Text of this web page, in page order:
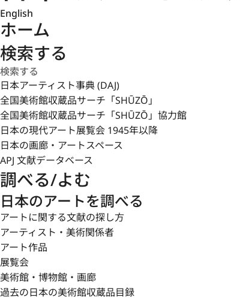
English
ホーム
検索する
日本アーティスト事典 (DAJ)
全国美術館収蔵品サーチ「SHŪZŌ」
全国美術館収蔵品サーチ「SHŪZŌ」協力館
日本の現代アート展覧会 1945年以降
日本の画廊・アートスペース
APJ 文献データベース
調べる/よむ
日本のアートを調べる
アートに関する文献の探し方
アーティスト・美術関係者
アート作品
展覧会
美術館・博物館・画廊
過去の日本の美術館収蔵品目録